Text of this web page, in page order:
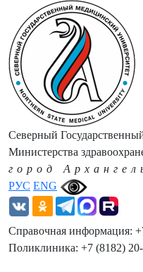
РУС ENG
Северный
Министерства
город
Справочная информация:
Поликлиника: +7 (8182)